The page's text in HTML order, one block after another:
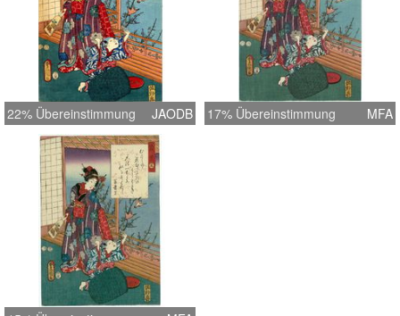
22% Übereinstimmung JAODB 17% Übereinstimmung MFA